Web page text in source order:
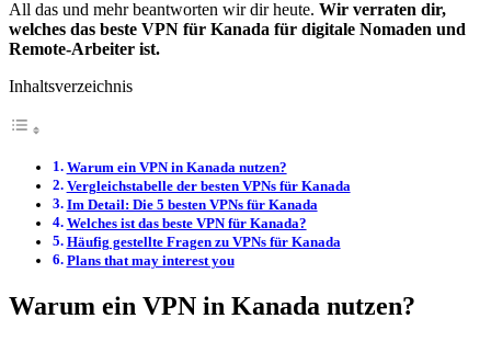
All das und mehr beantworten wir dir heute. Wir verraten dir,
welches das beste VPN für Kanada für digitale Nomaden und
Remote-Arbeiter ist.
Inhaltsverzeichnis
Warum ein VPN in Kanada nutzen?
Vergleichstabelle der besten VPNs für Kanada
Im Detail: Die 5 besten VPNs für Kanada
Welches ist das beste VPN für Kanada?
Häufig gestellte Fragen zu VPNs für Kanada
Plans that may interest you
Warum ein VPN in Kanada nutzen?